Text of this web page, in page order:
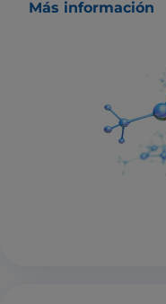
Más información